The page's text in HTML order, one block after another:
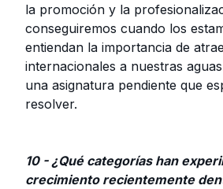
la promoción y la
conseguiremos cuando los
entiendan la importancia de
internacionales a nuestras
una asignatura pendiente que
resolver.
10 - ¿Qué categorías han
crecimiento recientemente